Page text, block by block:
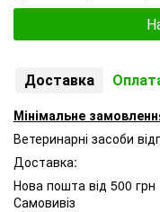
Доставка
Мінімальне
Ветеринарні засоби
Доставка:
Нова пошта від 500 грн
Самовивіз